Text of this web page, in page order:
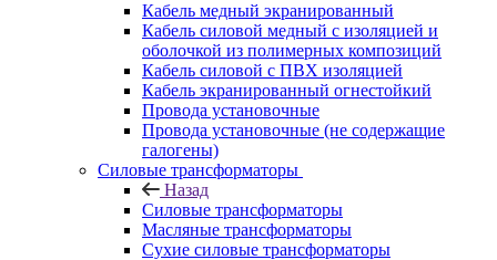
Кабель медный экранированный
Кабель силовой медный с изоляцией и
оболочкой из полимерных композиций
Кабель силовой с ПВХ изоляцией
Кабель экранированный огнестойкий
Провода установочные
Провода установочные (не содержащие
галогены)
Силовые трансформаторы
Назад
Силовые трансформаторы
Масляные трансформаторы
Сухие силовые трансформаторы